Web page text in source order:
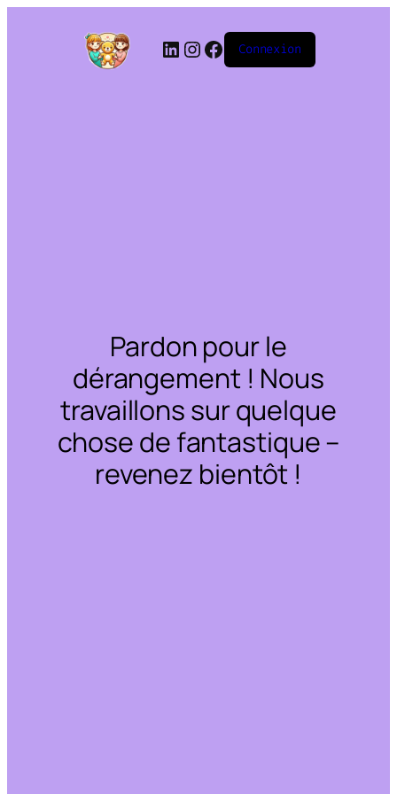
Connexion
Pardon pour le
dérangement ! Nous
travaillons sur quelque
chose de fantastique –
revenez bientôt !